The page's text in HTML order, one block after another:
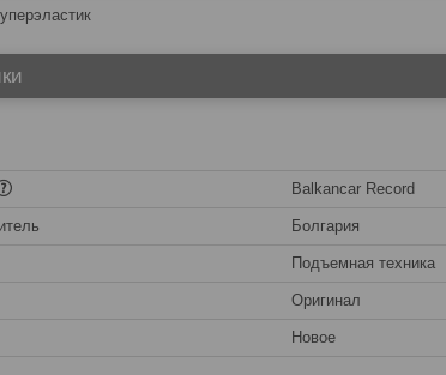
суперэластик
Balkancar Record
Болгария
Подъемная техника
Оригинал
Новое